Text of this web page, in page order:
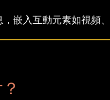
嵌入互動元素如視頻